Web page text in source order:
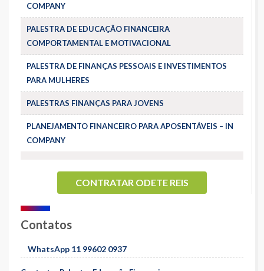
COMPANY
PALESTRA DE EDUCAÇÃO FINANCEIRA
COMPORTAMENTAL E MOTIVACIONAL
PALESTRA DE FINANÇAS PESSOAIS E INVESTIMENTOS
PARA MULHERES
PALESTRAS FINANÇAS PARA JOVENS
PLANEJAMENTO FINANCEIRO PARA APOSENTÁVEIS – IN
COMPANY
CONTRATAR ODETE REIS
Contatos
WhatsApp 11 99602 0937